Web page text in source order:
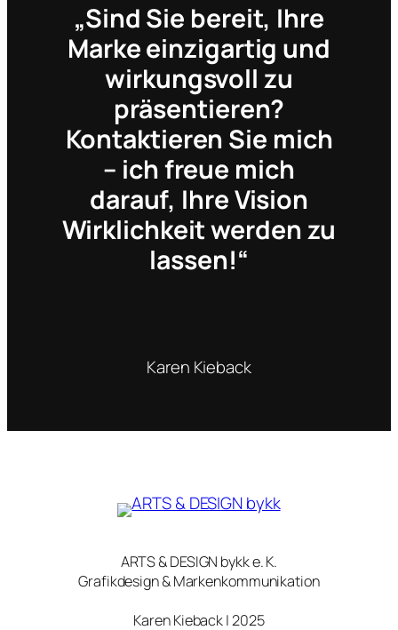
„Sind Sie bereit, Ihre
Marke einzigartig und
wirkungsvoll zu
präsentieren?
Kontaktieren Sie mich
– ich freue mich
darauf, Ihre Vision
Wirklichkeit werden zu
lassen!“
Karen Kieback
ARTS & DESIGN bykk e. K.
Grafikdesign & Markenkommunikation
Karen Kieback | 2025